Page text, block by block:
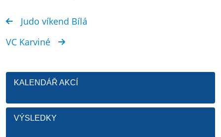
Judo víkend Bílá
VC Karviné
KALENDÁŘ AKCÍ
VÝSLEDKY